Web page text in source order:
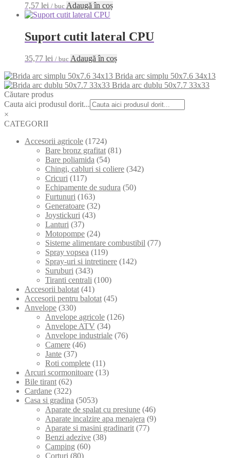
7,57 lei / buc Adaugă în coș
Suport cutit lateral CPU
35,77 lei / buc Adaugă în coș
Brida arc simplu 50x7.6 34x13
Brida arc dublu 50x7.7 33x33
Căutare produs
Cauta aici produsul dorit...
×
CATEGORII
Accesorii agricole (1724)
Bare bronz grafitat (81)
Bare poliamida (54)
Chingi, cabluri si coliere (342)
Cricuri (117)
Echipamente de sudura (50)
Furtunuri (163)
Generatoare (32)
Joystickuri (43)
Lanturi (37)
Motopompe (24)
Sisteme alimentare combustibil (77)
Spray vopsea (119)
Spray-uri si intretinere (142)
Suruburi (343)
Tiranti centrali (100)
Accesorii balotat (41)
Accesorii pentru balotat (45)
Anvelope (330)
Anvelope agricole (126)
Anvelope ATV (34)
Anvelope industriale (76)
Camere (46)
Jante (37)
Roti complete (11)
Arcuri scormonitoare (13)
Bile tirant (62)
Cardane (322)
Casa si gradina (5053)
Aparate de spalat cu presiune (46)
Aparate incalzire apa menajera (9)
Aparate si masini gradinarit (77)
Benzi adezive (38)
Camping (60)
Corturi (80)